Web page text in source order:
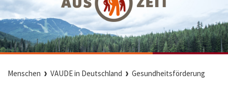
Menschen VAUDE in Deutschland Gesundheitsförderung